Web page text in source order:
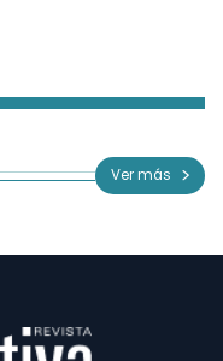
Ver más